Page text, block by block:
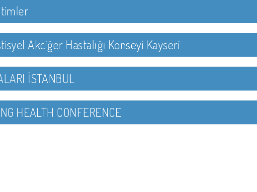
Akciğer Hastalığı Konseyi Kayseri
İSTANBUL
HEALTH CONFERENCE